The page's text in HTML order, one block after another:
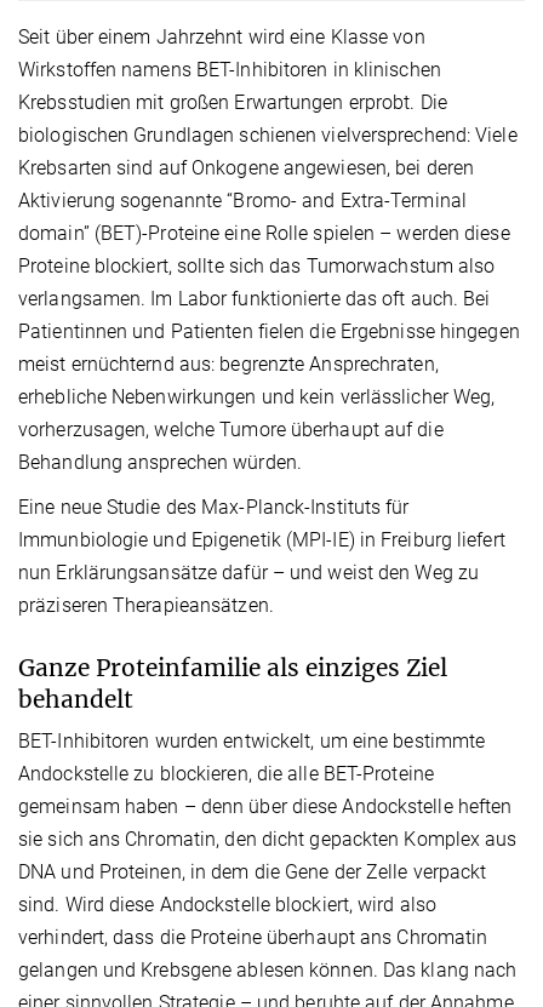
Seit über einem Jahrzehnt wird eine Klasse von
Wirkstoffen namens BET-Inhibitoren in klinischen
Krebsstudien mit großen Erwartungen erprobt. Die
biologischen Grundlagen schienen vielversprechend: Viele
Krebsarten sind auf Onkogene angewiesen, bei deren
Aktivierung sogenannte “Bromo- and Extra-Terminal
domain” (BET)-Proteine eine Rolle spielen – werden diese
Proteine blockiert, sollte sich das Tumorwachstum also
verlangsamen. Im Labor funktionierte das oft auch. Bei
Patientinnen und Patienten fielen die Ergebnisse hingegen
meist ernüchternd aus: begrenzte Ansprechraten,
erhebliche Nebenwirkungen und kein verlässlicher Weg,
vorherzusagen, welche Tumore überhaupt auf die
Behandlung ansprechen würden.
Eine neue Studie des Max-Planck-Instituts für
Immunbiologie und Epigenetik (MPI-IE) in Freiburg liefert
nun Erklärungsansätze dafür – und weist den Weg zu
präziseren Therapieansätzen.
Ganze Proteinfamilie als einziges Ziel
behandelt
BET-Inhibitoren wurden entwickelt, um eine bestimmte
Andockstelle zu blockieren, die alle BET-Proteine
gemeinsam haben – denn über diese Andockstelle heften
sie sich ans Chromatin, den dicht gepackten Komplex aus
DNA und Proteinen, in dem die Gene der Zelle verpackt
sind. Wird diese Andockstelle blockiert, wird also
verhindert, dass die Proteine überhaupt ans Chromatin
gelangen und Krebsgene ablesen können. Das klang nach